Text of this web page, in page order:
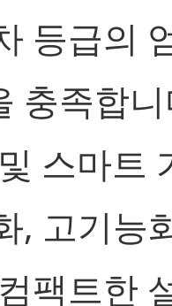
등급의
충족합
스마트
, 고기능
팩트한